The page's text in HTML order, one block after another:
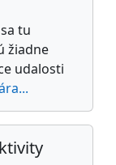
tu
žiadne
udalosti
aktivity